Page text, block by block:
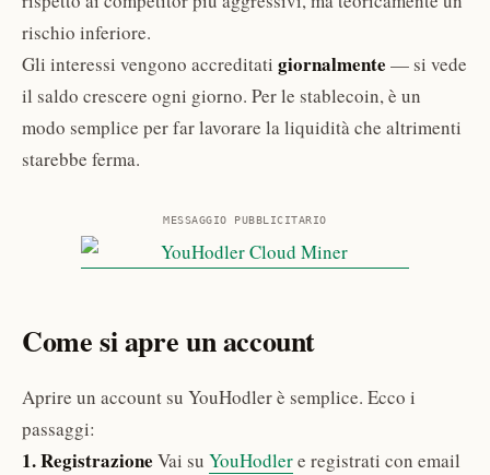
rischio inferiore.
Gli interessi vengono accreditati giornalmente — si vede
il saldo crescere ogni giorno. Per le stablecoin, è un
modo semplice per far lavorare la liquidità che altrimenti
starebbe ferma.
MESSAGGIO PUBBLICITARIO
Come si apre un account
Aprire un account su YouHodler è semplice. Ecco i
passaggi:
1. Registrazione Vai su YouHodlere registrati con email